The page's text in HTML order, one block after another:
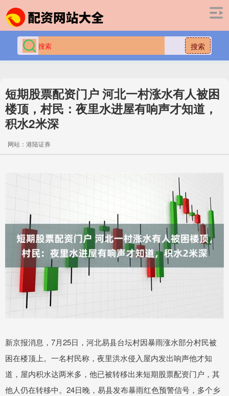
搜索
短期股票配资门户 河北一村涨水有人被困
楼顶，村民：夜里水进屋有响声才知道，
积水2米深
网站：港陆证券
新京报消息，7月25日，河北易县台坛村因暴雨涨水部分村民被
困在楼顶上。一名村民称，夜里洪水侵入屋内发出响声他才知
道，屋内积水达两米多，他已被转移出来短期股票配资门户，其
他人仍在转移中。24日晚，易县发布暴雨红色预警信号，多个乡